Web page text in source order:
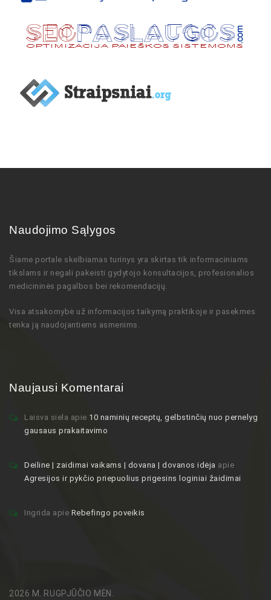
Naudojimo Sąlygos
Šiame portale skelbiamas turinys yra skirtas tik informaciniams
tikslams ir negali pakeisti gydytojo konsultacijos, profesionalios
medicininės pagalbos bei rekomendacijų
Visa atsakomybė už informacijos taikymą praktikoje ir pasekmes
tenka ją naudojantiems asmenims.
Naujausi Komentarai
Laisva siela apie 10 naminių receptų, gelbstinčių nuo pernelyg
gausaus prakaitavimo
Deiline | zaidimai vaikams | dovana | dovanos idėja apie
Agresijos ir pykčio priepuolius prigesins loginiai žaidimai
Ingrida apie Rebefingo poveikis
2026 M. RUGPJŪČIO MĖN.